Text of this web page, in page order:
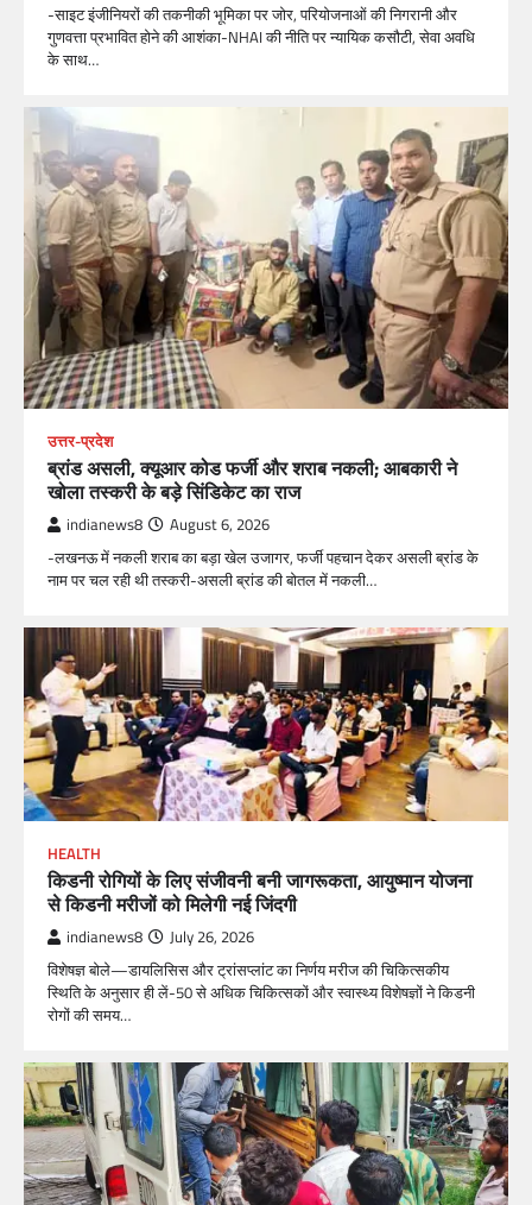
-साइट इंजीनियरों की तकनीकी भूमिका पर जोर, परियोजनाओं की निगरानी और
गुणवत्ता प्रभावित होने की आशंका-NHAI की नीति पर न्यायिक कसौटी, सेवा अवधि
के साथ…
उत्तर-प्रदेश
ब्रांड असली, क्यूआर कोड फर्जी और शराब नकली; आबकारी ने
खोला तस्करी के बड़े सिंडिकेट का राज
indianews8 August 6, 2026
-लखनऊ में नकली शराब का बड़ा खेल उजागर, फर्जी पहचान देकर असली ब्रांड के
नाम पर चल रही थी तस्करी-असली ब्रांड की बोतल में नकली…
HEALTH
किडनी रोगियों के लिए संजीवनी बनी जागरूकता, आयुष्मान योजना
से किडनी मरीजों को मिलेगी नई जिंदगी
indianews8 July 26, 2026
विशेषज्ञ बोले—डायलिसिस और ट्रांसप्लांट का निर्णय मरीज की चिकित्सकीय
स्थिति के अनुसार ही लें-50 से अधिक चिकित्सकों और स्वास्थ्य विशेषज्ञों ने किडनी
रोगों की समय…